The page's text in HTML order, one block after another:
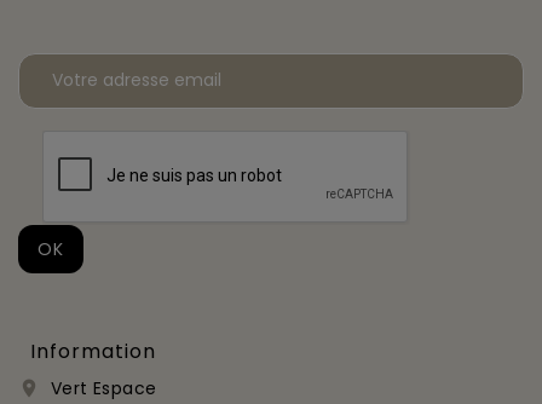
Information

Vert Espace